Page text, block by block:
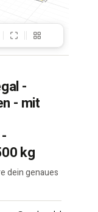
-
- mit
kg
dein genaues